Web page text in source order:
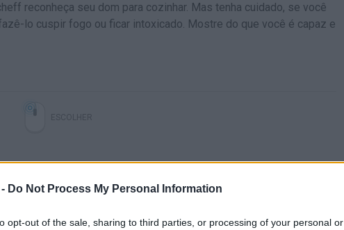
Do Not Process My Personal Information
opt-out of the sale, sharing to third parties, or processing of your personal or
reconheça seu dom para cozinhar. Mas tenha cuidado, se você
lo cuspir fogo ou ficar intoxicado. Mostre do que você é capaz e